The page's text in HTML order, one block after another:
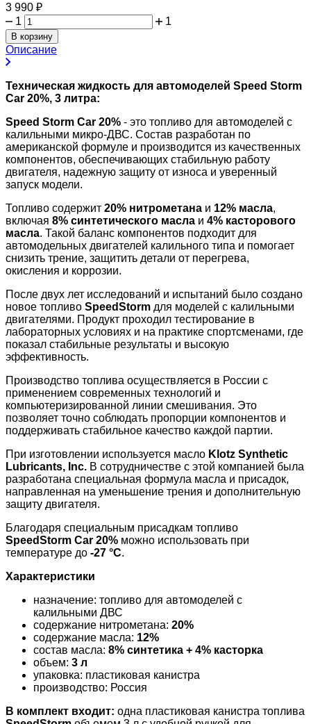
3 990 ₽
1
1
В корзину
Описание
Техническая жидкость для автомоделей Speed Storm
Car 20%, 3 литра:
Speed Storm Car 20% - это топливо для автомоделей с
калильными микро-ДВС. Состав разработан по
американской формуле и производится из качественных
компонентов, обеспечивающих стабильную работу
двигателя, надежную защиту от износа и уверенный
запуск модели.
Топливо содержит 20% нитрометана и 12% масла,
включая 8% синтетического масла и 4% касторового
масла. Такой баланс компонентов подходит для
автомодельных двигателей калильного типа и помогает
снизить трение, защитить детали от перегрева,
окисления и коррозии.
После двух лет исследований и испытаний было создано
новое топливо SpeedStorm для моделей с калильными
двигателями. Продукт проходил тестирование в
лабораторных условиях и на практике спортсменами, где
показал стабильные результаты и высокую
эффективность.
Производство топлива осуществляется в России с
применением современных технологий и
компьютеризированной линии смешивания. Это
позволяет точно соблюдать пропорции компонентов и
поддерживать стабильное качество каждой партии.
При изготовлении используется масло Klotz Synthetic
Lubricants, Inc. В сотрудничестве с этой компанией была
разработана специальная формула масла и присадок,
направленная на уменьшение трения и дополнительную
защиту двигателя.
Благодаря специальным присадкам топливо
SpeedStorm Car 20% можно использовать при
температуре до -27 °C.
Характеристики
назначение: топливо для автомоделей с
калильными ДВС
содержание нитрометана: 20%
содержание масла: 12%
состав масла: 8% синтетика + 4% касторка
объем: 3 л
упаковка: пластиковая канистра
производство: Россия
В комплект входит: одна пластиковая канистра топлива